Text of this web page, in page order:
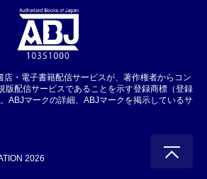
店・電子書籍配信サービスが、著作権者からコン
版配信サービスであることを示す登録商標（登録
ABJマークの詳細、ABJマークを掲示しているサ
2026